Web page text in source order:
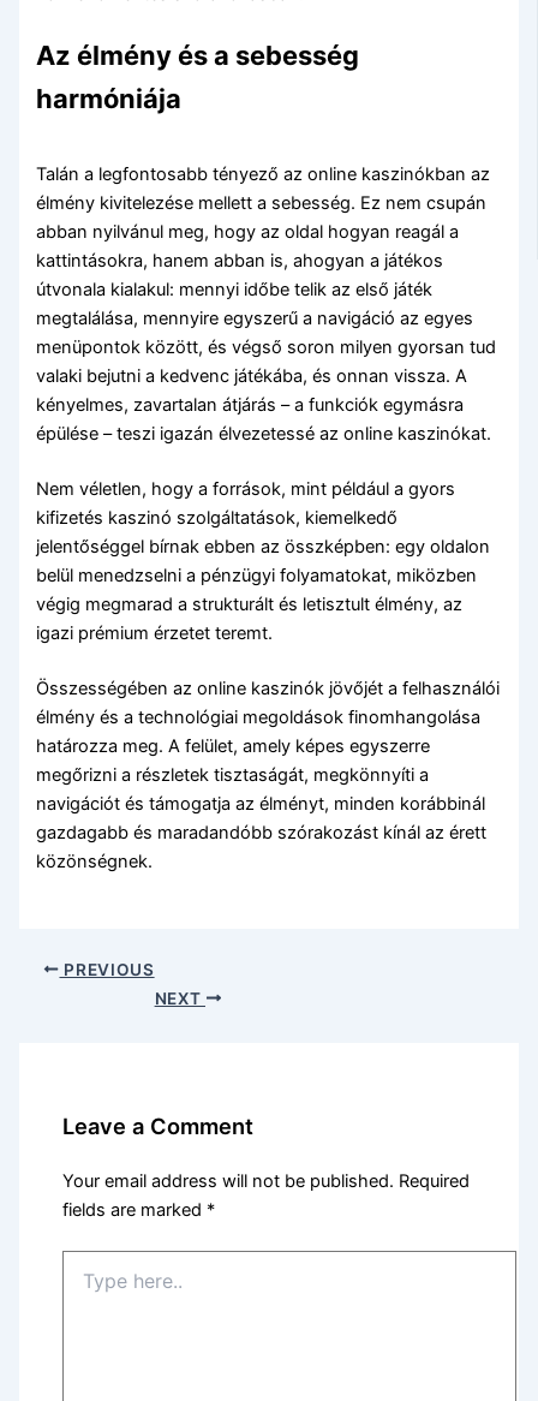
Az élmény és a sebesség
harmóniája
Talán a legfontosabb tényező az online kaszinókban az
élmény kivitelezése mellett a sebesség. Ez nem csupán
abban nyilvánul meg, hogy az oldal hogyan reagál a
kattintásokra, hanem abban is, ahogyan a játékos
útvonala kialakul: mennyi időbe telik az első játék
megtalálása, mennyire egyszerű a navigáció az egyes
menüpontok között, és végső soron milyen gyorsan tud
valaki bejutni a kedvenc játékába, és onnan vissza. A
kényelmes, zavartalan átjárás – a funkciók egymásra
épülése – teszi igazán élvezetessé az online kaszinókat.
Nem véletlen, hogy a források, mint például a gyors
kifizetés kaszinó szolgáltatások, kiemelkedő
jelentőséggel bírnak ebben az összképben: egy oldalon
belül menedzselni a pénzügyi folyamatokat, miközben
végig megmarad a strukturált és letisztult élmény, az
igazi prémium érzetet teremt.
Összességében az online kaszinók jövőjét a felhasználói
élmény és a technológiai megoldások finomhangolása
határozza meg. A felület, amely képes egyszerre
megőrizni a részletek tisztaságát, megkönnyíti a
navigációt és támogatja az élményt, minden korábbinál
gazdagabb és maradandóbb szórakozást kínál az érett
közönségnek.
PREVIOUS
NEXT
Leave a Comment
Your email address will not be published. Required
fields are marked *
here..